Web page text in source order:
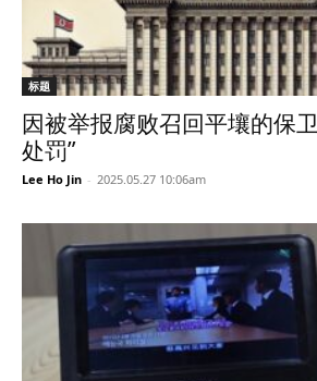
标题
因被举报腐败召回平壤的保
处罚”
Lee Ho Jin - 2025.05.27 10:06am